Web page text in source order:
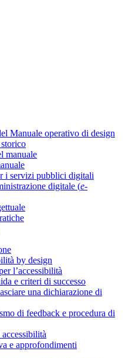
Manuale operativo di design
manuale
i servizi pubblici digitali
digitale (e-
by design
l’accessibilità
e criteri di successo
una dichiarazione di
di feedback e procedura di
e approfondimenti